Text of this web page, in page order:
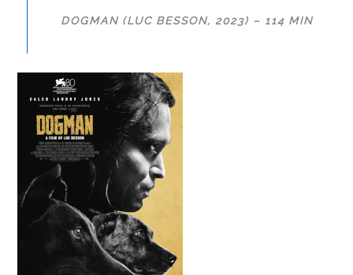
DOGMAN (LUC BESSON, 2023) – 114 MIN